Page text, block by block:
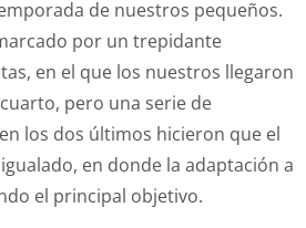
de nuestros pequeños.
por un trepidante
en el que los nuestros llegaron
pero una serie de
los dos últimos hicieron que el
en donde la adaptación a
el principal objetivo.